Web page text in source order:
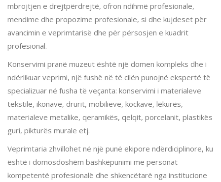
mbrojtjen e drejtpërdrejtë, ofron ndihmë profesionale,
mendime dhe propozime profesionale, si dhe kujdeset për
avancimin e veprimtarisë dhe për përsosjen e kuadrit
profesional.
Konservimi pranë muzeut është një domen kompleks dhe i
ndërlikuar veprimi, një fushë në të cilën punojnë ekspertë të
specializuar në fusha të veçanta: konservimi i materialeve
tekstile, ikonave, drurit, mobilieve, kockave, lëkurës,
materialeve metalike, qeramikës, qelqit, porcelanit, plastikës
guri, pikturës murale etj.
Veprimtaria zhvillohet në një punë ekipore ndërdiciplinore, ku
është i domosdoshëm bashkëpunimi me personat
kompetentë profesionalë dhe shkencëtarë nga institucione